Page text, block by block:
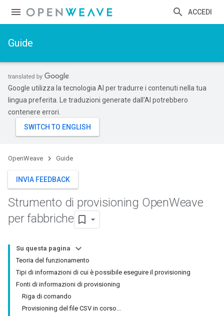
ACCEDI
Guide
Google utilizza la tecnologia AI per tradurre i contenuti nella tua
lingua preferita. Le traduzioni generate dall'AI potrebbero
contenere errori.
OpenWeave Guide
INVIA FEEDBACK
Strumento di provisioning OpenWeave
per fabbriche
Su questa pagina
Teoria del funzionamento
Tipi di informazioni di cui è possibile eseguire il provisioning
Fonti di informazioni di provisioning
Riga di comando
Provisioning del file CSV in corso...